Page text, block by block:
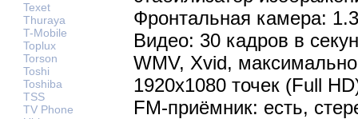
Texet
Thuraya
T-Mobile
Toplux
Torson
Toshi
Toshiba
TSS
TV Phone
Фронтальная камера:
Видео: 30 кадров в
WMV, Xvid,
1920х1080 точек (Full
FM-приёмник: есть,